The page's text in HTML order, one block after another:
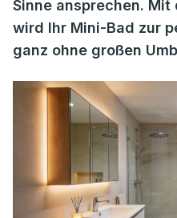
Sinne ansprechen.
wird Ihr Mini-Bad zur
ganz ohne großen